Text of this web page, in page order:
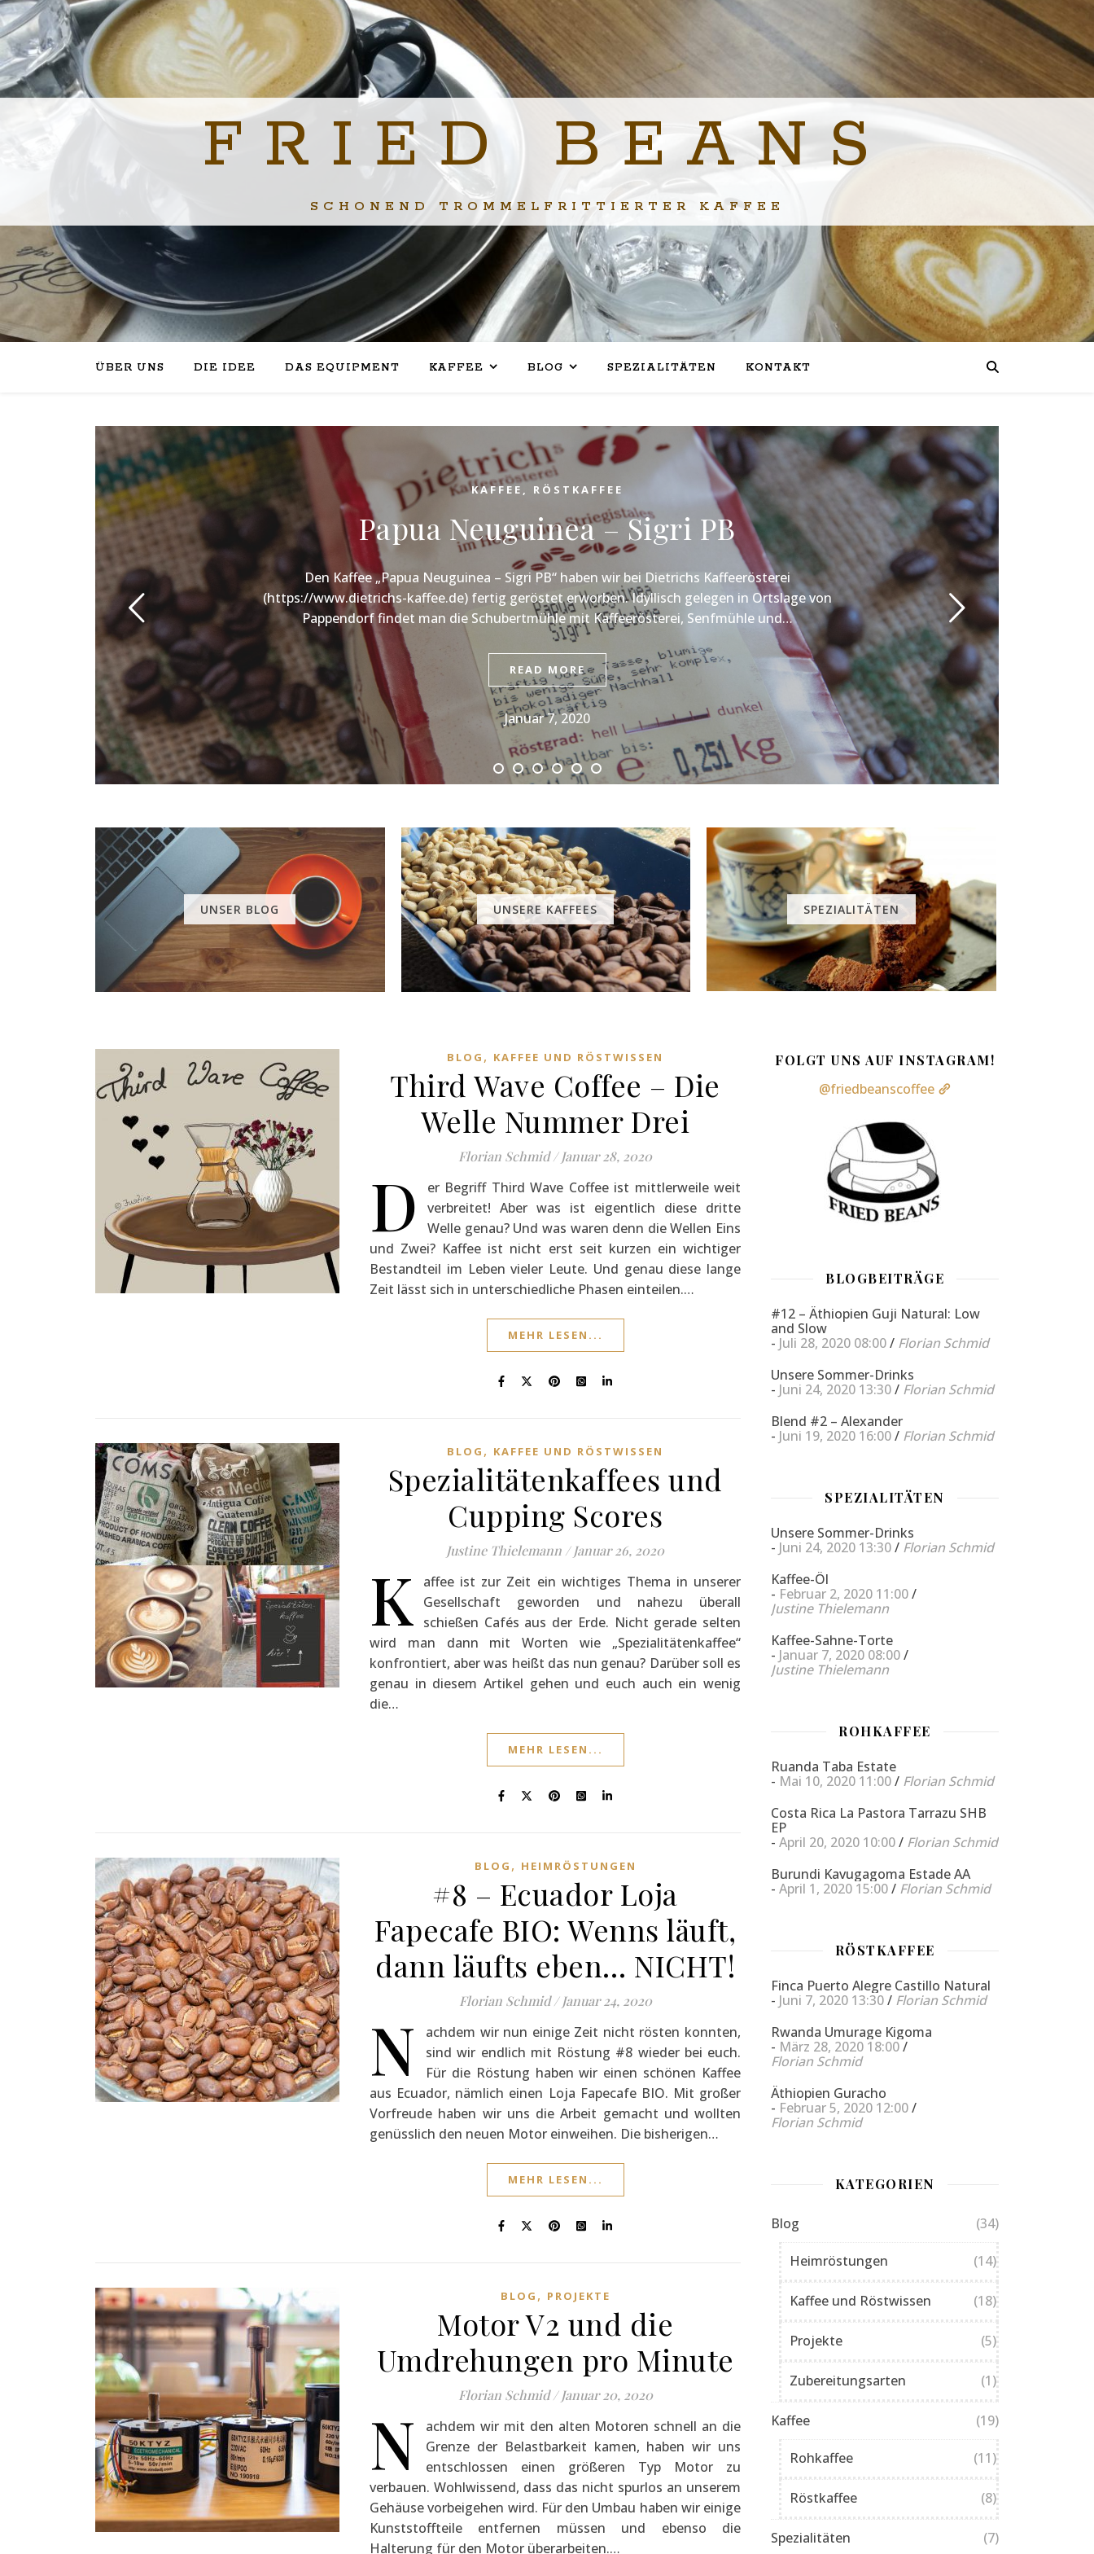
FRIED BEANS
SCHONEND TROMMELFRITTIERTER KAFFEE
ÜBER UNS DIE IDEE DAS EQUIPMENT KAFFEE BLOG SPEZIALITÄTEN KONTAKT
KAFFEE , RÖSTKAFFEE
Papua Neuguinea – Sigri PB
Den Kaffee „Papua Neuguinea – Sigri PB“ haben wir bei Dietrichs Kaffeerösterei
(https://www.dietrichs-kaffee.de) fertig geröstet erworben. Idyllisch gelegen in Ortslage von
Pappendorf findet man die Schubertmühle mit Kaffeerösterei, Senfmühle und…
READ MORE
Januar 7, 2020
UNSER BLOG UNSERE KAFFEES SPEZIALITÄTEN
BLOG , KAFFEE UND RÖSTWISSEN
Third Wave Coffee – Die
Welle Nummer Drei
Florian Schmid / Januar 28, 2020
D
er Begriff Third Wave Coffee ist mittlerweile weit
verbreitet! Aber was ist eigentlich diese dritte
Welle genau? Und was waren denn die Wellen Eins
und Zwei? Kaffee ist nicht erst seit kurzen ein wichtiger
Bestandteil im Leben vieler Leute. Und genau diese lange
Zeit lässt sich in unterschiedliche Phasen einteilen.…
MEHR LESEN...
BLOG , KAFFEE UND RÖSTWISSEN
Spezialitätenkaffees und
Cupping Scores
Justine Thielemann / Januar 26, 2020
K
affee ist zur Zeit ein wichtiges Thema in unserer
Gesellschaft geworden und nahezu überall
schießen Cafés aus der Erde. Nicht gerade selten
wird man dann mit Worten wie „Spezialitätenkaffee“
konfrontiert, aber was heißt das nun genau? Darüber soll es
genau in diesem Artikel gehen und euch auch ein wenig
die…
MEHR LESEN...
BLOG , HEIMRÖSTUNGEN
#8 – Ecuador Loja
Fapecafe BIO: Wenns läuft,
dann läufts eben… NICHT!
Florian Schmid / Januar 24, 2020
N
achdem wir nun einige Zeit nicht rösten konnten,
sind wir endlich mit Röstung #8 wieder bei euch.
Für die Röstung haben wir einen schönen Kaffee
aus Ecuador, nämlich einen Loja Fapecafe BIO. Mit großer
Vorfreude haben wir uns die Arbeit gemacht und wollten
genüsslich den neuen Motor einweihen. Die bisherigen…
MEHR LESEN...
BLOG , PROJEKTE
Motor V2 und die
Umdrehungen pro Minute
Florian Schmid / Januar 20, 2020
N
achdem wir mit den alten Motoren schnell an die
Grenze der Belastbarkeit kamen, haben wir uns
entschlossen einen größeren Typ Motor zu
verbauen. Wohlwissend, dass das nicht spurlos an unserem
Gehäuse vorbeigehen wird. Für den Umbau haben wir einige
Kunststoffteile entfernen müssen und ebenso die
Halterung für den Motor überarbeiten.…
FOLGT UNS AUF INSTAGRAM!
@friedbeanscoffee
BLOGBEITRÄGE
#12 – Äthiopien Guji Natural: Low
and Slow
- Juli 28, 2020 08:00/ Florian Schmid
Unsere Sommer-Drinks
- Juni 24, 2020 13:30/ Florian Schmid
Blend #2 – Alexander
- Juni 19, 2020 16:00/ Florian Schmid
SPEZIALITÄTEN
Unsere Sommer-Drinks
- Juni 24, 2020 13:30/ Florian Schmid
Kaffee-Öl
- Februar 2, 2020 11:00/
Justine Thielemann
Kaffee-Sahne-Torte
- Januar 7, 2020 08:00/
Justine Thielemann
ROHKAFFEE
Ruanda Taba Estate
- Mai 10, 2020 11:00/ Florian Schmid
Costa Rica La Pastora Tarrazu SHB
EP
- April 20, 2020 10:00/ Florian Schmid
Burundi Kavugagoma Estade AA
- April 1, 2020 15:00/ Florian Schmid
RÖSTKAFFEE
Finca Puerto Alegre Castillo Natural
- Juni 7, 2020 13:30/ Florian Schmid
Rwanda Umurage Kigoma
- März 28, 2020 18:00/
Florian Schmid
Äthiopien Guracho
- Februar 5, 2020 12:00/
Florian Schmid
KATEGORIEN
Blog (34)
Heimröstungen (14)
Kaffee und Röstwissen (18)
Projekte (5)
Zubereitungsarten (1)
Kaffee (19)
Rohkaffee (11)
Röstkaffee (8)
Spezialitäten (7)